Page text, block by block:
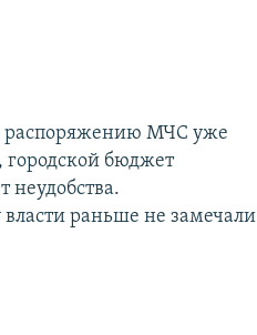
распоряжению МЧС уже
городской бюджет
неудобства.
власти раньше не замечали